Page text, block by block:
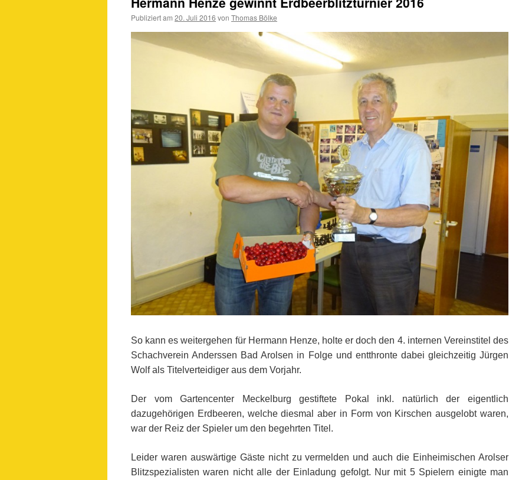
Publiziert am 20. Juli 2016 von Thomas Bölke
So kann es weitergehen für Hermann Henze, holte er doch den 4. internen Vereinstitel des
Schachverein Anderssen Bad Arolsen in Folge und entthronte dabei gleichzeitig Jürgen
Wolf als Titelverteidiger aus dem Vorjahr.
Der vom Gartencenter Meckelburg gestiftete Pokal inkl. natürlich der eigentlich
dazugehörigen Erdbeeren, welche diesmal aber in Form von Kirschen ausgelobt waren,
war der Reiz der Spieler um den begehrten Titel.
Leider waren auswärtige Gäste nicht zu vermelden und auch die Einheimischen Arolser
Blitzspezialisten waren nicht alle der Einladung gefolgt. Nur mit 5 Spielern einigte man